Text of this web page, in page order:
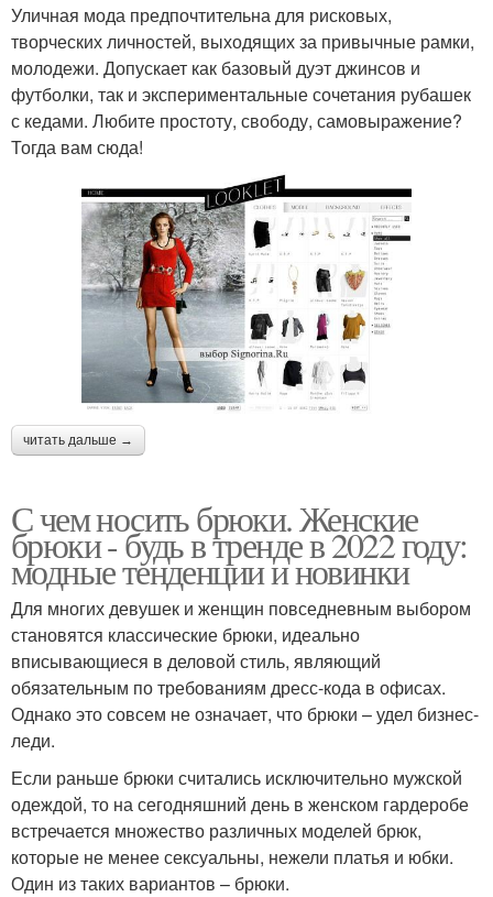
Уличная мода предпочтительна для рисковых,
творческих личностей, выходящих за привычные рамки,
молодежи. Допускает как базовый дуэт джинсов и
футболки, так и экспериментальные сочетания рубашек
с кедами. Любите простоту, свободу, самовыражение?
Тогда вам сюда!
читать дальше →
С чем носить брюки. Женские
брюки - будь в тренде в 2022 году:
модные тенденции и новинки
Для многих девушек и женщин повседневным выбором
становятся классические брюки, идеально
вписывающиеся в деловой стиль, являющий
обязательным по требованиям дресс-кода в офисах.
Однако это совсем не означает, что брюки – удел бизнес-
леди.
Если раньше брюки считались исключительно мужской
одеждой, то на сегодняшний день в женском гардеробе
встречается множество различных моделей брюк,
которые не менее сексуальны, нежели платья и юбки.
Один из таких вариантов – брюки.